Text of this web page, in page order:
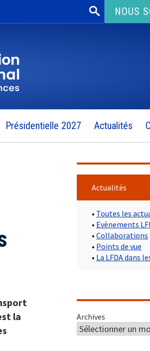
Rechercher :
NOUS
Présidentielle 2027 Actualités
la
Actualités
• Toutes les
• Evènements
• Collaborations
• Points de vue
• La LFDA dans
Archives